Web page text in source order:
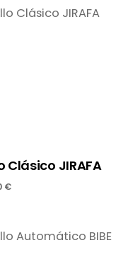
Clásico JIRAFA
€